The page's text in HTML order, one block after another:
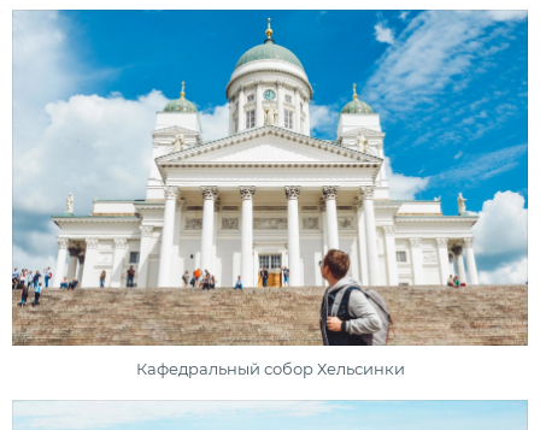
Кафедральный собор Хельсинки